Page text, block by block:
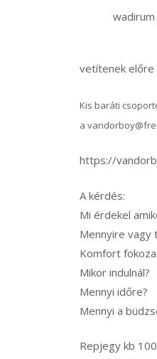
wadirum
vetítenek előre
Kis baráti
a
https://
A kérdés:
Mi érdekel
Mennyire vagy
Komfort
Mikor indulnál?
Mennyi időre?
Mennyi a
Repjegy kb